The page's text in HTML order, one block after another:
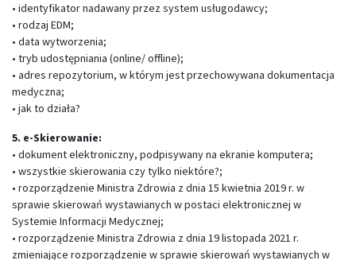
• identyfikator nadawany przez system usługodawcy;
• rodzaj EDM;
• data wytworzenia;
• tryb udostępniania (online/ offline);
• adres repozytorium, w którym jest przechowywana dokumentacja
medyczna;
• jak to działa?
5. e-Skierowanie:
• dokument elektroniczny, podpisywany na ekranie komputera;
• wszystkie skierowania czy tylko niektóre?;
• rozporządzenie Ministra Zdrowia z dnia 15 kwietnia 2019 r. w
sprawie skierowań wystawianych w postaci elektronicznej w
Systemie Informacji Medycznej;
• rozporządzenie Ministra Zdrowia z dnia 19 listopada 2021 r.
zmieniające rozporządzenie w sprawie skierowań wystawianych w